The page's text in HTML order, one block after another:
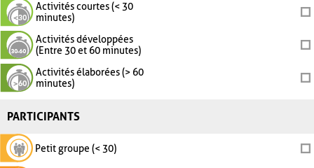
Activités courtes (< 30
minutes)
Activités développées
(Entre 30 et 60 minutes)
Activités élaborées (> 60
minutes)
PARTICIPANTS
Petit groupe (< 30)